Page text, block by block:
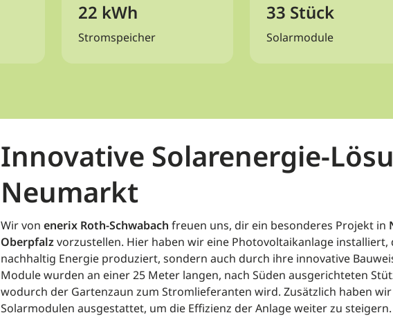
22 kWh
Stromspeicher
33 Stück
Solarmodule
Innovative Solarenergie-
Neumarkt
Wir von enerix Roth-Schwabach freuen uns, dir ein besonderes Projekt in
Oberpfalzvorzustellen. Hier haben wir eine Photovoltaikanlage installiert,
nachhaltig Energie produziert, sondern auch durch ihre innovative
Module wurden an einer 25 Meter langen, nach Süden ausgerichteten
wodurch der Gartenzaun zum Stromlieferanten wird. Zusätzlich haben
Solarmodulen ausgestattet, um die Effizienz der Anlage weiter zu steigern.